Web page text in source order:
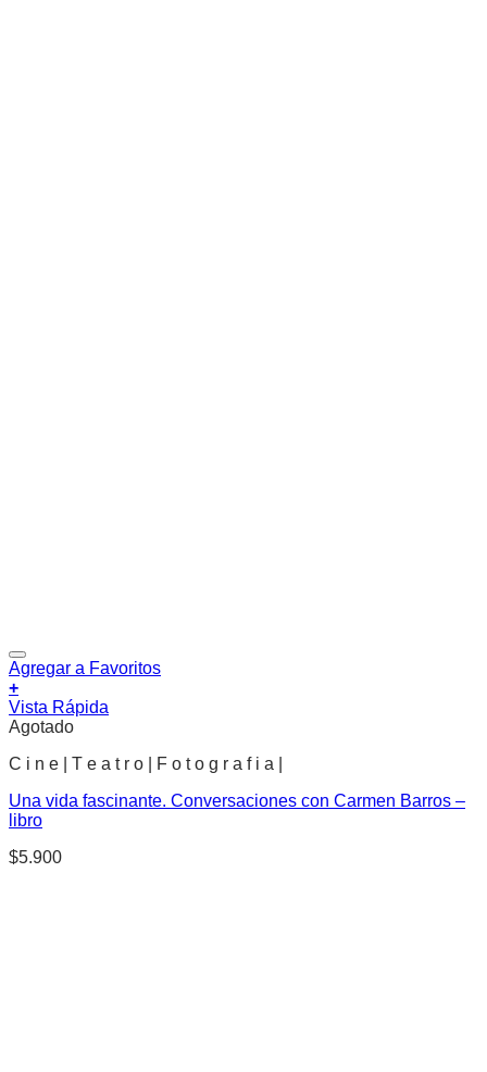
Agregar a Favoritos
+
Vista Rápida
Agotado
C i n e | T e a t r o | F o t o g r a f i a |
Una vida fascinante. Conversaciones con Carmen Barros –
libro
$5.900